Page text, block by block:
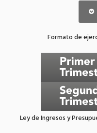
Formato de
Ley de Ingresos y